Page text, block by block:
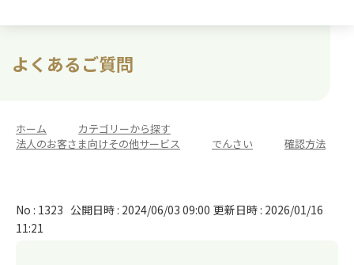
よくあるご質問
ホーム カテゴリーから探す
法人のお客さま向けその他サービス
でんさい 確認方法
No : 1323 公開日時 : 2024/06/03 09:00 更新日時 : 2026/01/16
11:21